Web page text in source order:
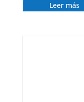
Leer más